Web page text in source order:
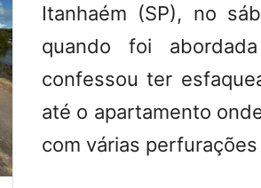
Itanhaém (SP), no
quando foi
confessou ter
até o apartamento
com várias